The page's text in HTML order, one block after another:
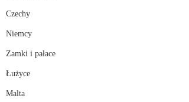
Czechy
Niemcy
Zamki i pałace
Łużyce
Malta